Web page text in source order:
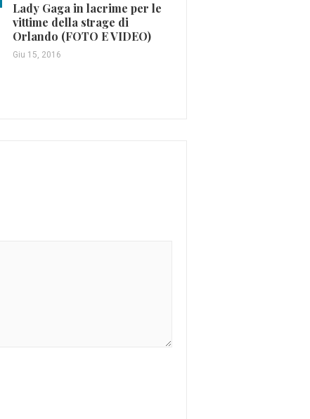
Lady Gaga in lacrime per le
vittime della strage di
Orlando (FOTO E VIDEO)
Giu 15, 2016